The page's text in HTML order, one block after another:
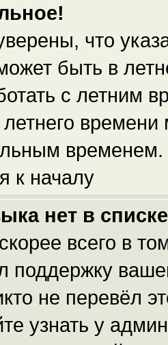
что
быть в
с летним
временем.
к началу
нет в
всего в
поддержку
не перевёл
узнать у